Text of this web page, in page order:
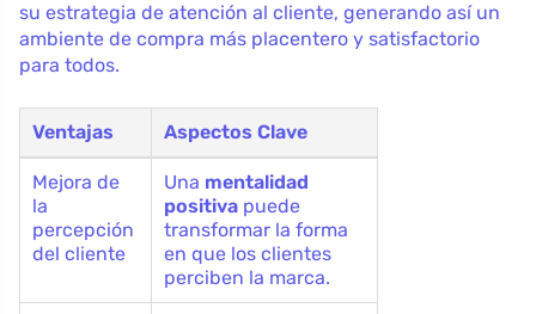
su estrategia de atención al cliente, generando así un
ambiente de compra más placentero y satisfactorio
para todos.
Ventajas Aspectos Clave
Mejora de
la
percepción
del cliente
Una mentalidad
positiva puede
transformar la forma
en que los clientes
perciben la marca.